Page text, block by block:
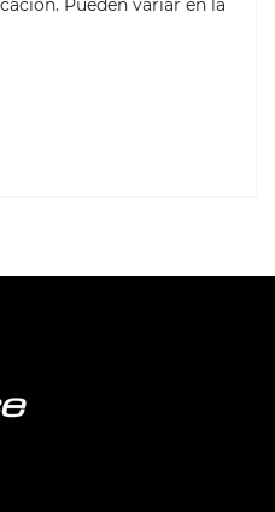
Pueden variar en la